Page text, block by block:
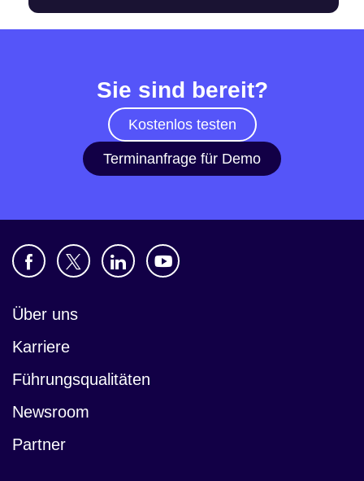
Sie sind bereit?
Kostenlos testen
Terminanfrage für Demo
Über uns
Karriere
Führungsqualitäten
Newsroom
Partner